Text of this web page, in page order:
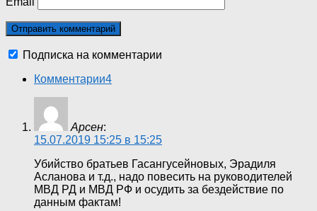
Подписка на комментарии
Комментарии4
Арсен:
15.07.2019 15:25 в 15:25
Убийство братьев Гасангусейновых, Эрадиля
Асланова и т.д., надо повесить на руководителей
МВД РД и МВД РФ и осудить за бездействие по
данным фактам!